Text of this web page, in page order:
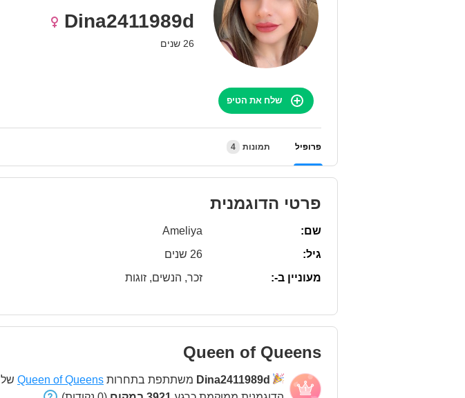
Dina2411989d
26 שנים
שלח את הטיפ
פרופיל תמונות 4
פרטי הדוגמנית
שם:
Ameliya
גיל:
26 שנים
מעוניין ב-:
זכר, הנשים, זוגות
Queen of Queens
Dina2411989d משתתפת בתחרות Queen of Queens של